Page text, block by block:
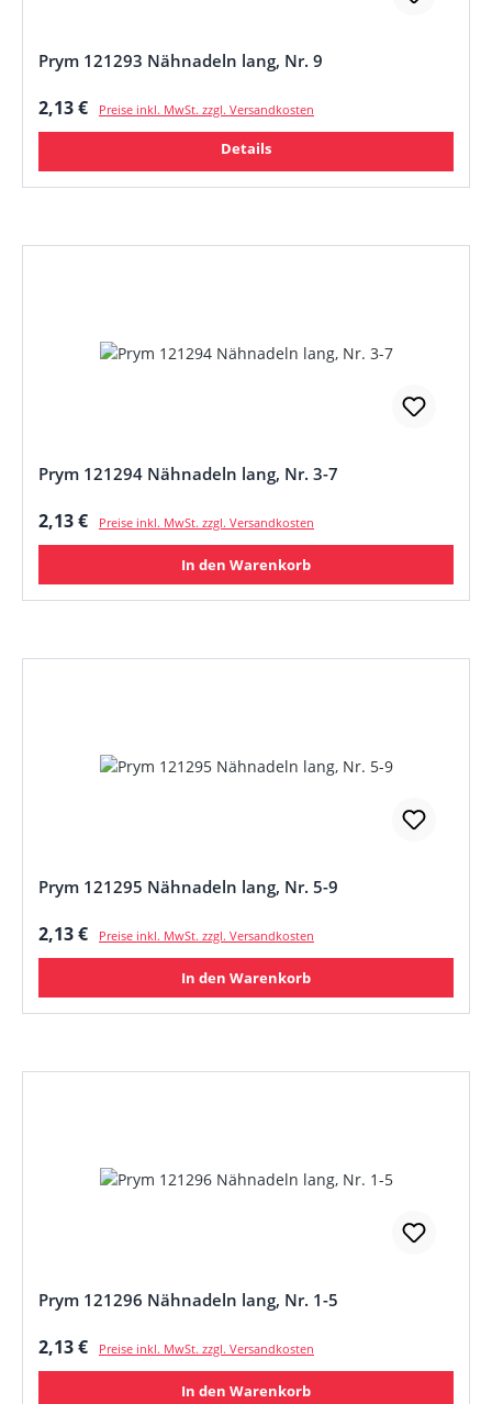
Prym 121293 Nähnadeln lang, Nr. 9
Regulärer Preis:
2,13 € Preise inkl. MwSt. zzgl. Versandkosten
Details
Prym 121294 Nähnadeln lang, Nr. 3-7
Regulärer Preis:
2,13 € Preise inkl. MwSt. zzgl. Versandkosten
In den Warenkorb
Prym 121295 Nähnadeln lang, Nr. 5-9
Regulärer Preis:
2,13 € Preise inkl. MwSt. zzgl. Versandkosten
In den Warenkorb
Prym 121296 Nähnadeln lang, Nr. 1-5
Regulärer Preis:
2,13 € Preise inkl. MwSt. zzgl. Versandkosten
In den Warenkorb